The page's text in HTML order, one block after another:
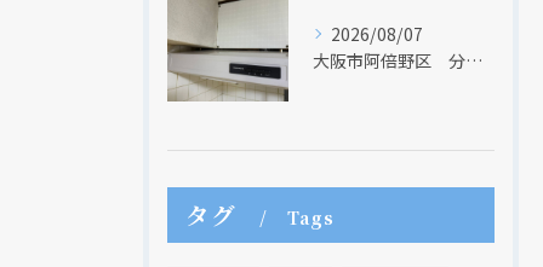
2026/08/07
大阪市阿倍野区 分譲マンションのレンジフード取替リフォーム工事 タカラスタンダード
タグ Tags